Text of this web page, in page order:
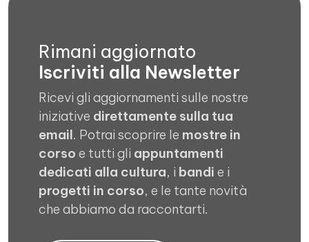
Rimani aggiornato
Iscriviti alla Newsletter
Ricevi gli aggiornamenti sulle nostre
iniziative direttamente sulla tua
email. Potrai scoprire le mostre in
corso e tutti gli appuntamenti
dedicati alla cultura, i bandi e i
progetti in corso, e le tante novità
che abbiamo da raccontarti.